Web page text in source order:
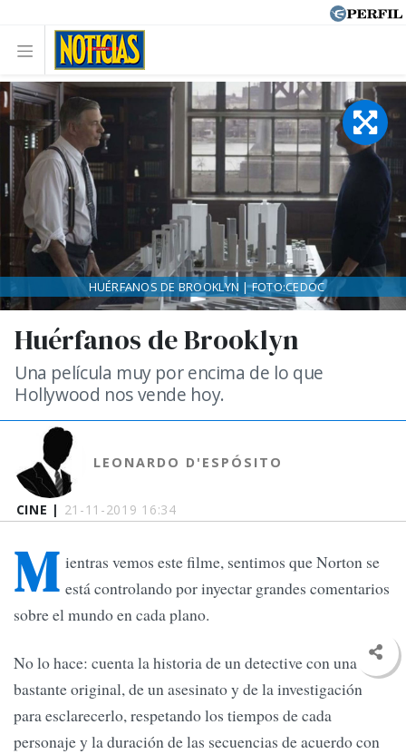
CINE | 21-11-2019 16:34
Huérfanos de Brooklyn
Una película muy por encima de lo que
Hollywood nos vende hoy.
LEONARDO D'ESPÓSITO
HUÉRFANOS DE BROOKLYN | FOTO:CEDOC
M ientras vemos este filme, sentimos que Norton se
está controlando por inyectar grandes comentarios
sobre el mundo en cada plano.
No lo hace: cuenta la historia de un detective con una tara
bastante original, de un asesinato y de la investigación
para esclarecerlo, respetando los tiempos de cada
personaje y la duración de las secuencias de acuerdo con